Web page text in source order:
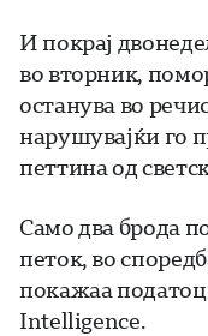
И покрај
во вторник,
останува во
нарушувајќи го
петтина од
Само два брода
петок, во
покажаа
Intelligence.